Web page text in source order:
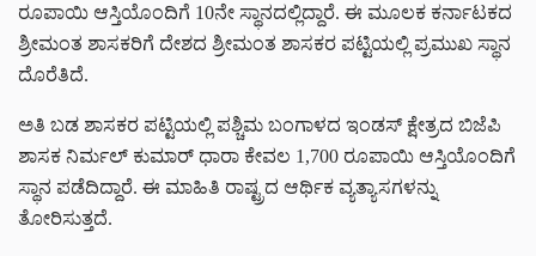
ರೂಪಾಯಿ ಆಸ್ತಿಯೊಂದಿಗೆ 10ನೇ ಸ್ಥಾನದಲ್ಲಿದ್ದಾರೆ. ಈ ಮೂಲಕ ಕರ್ನಾಟಕದ
ಶ್ರೀಮಂತ ಶಾಸಕರಿಗೆ ದೇಶದ ಶ್ರೀಮಂತ ಶಾಸಕರ ಪಟ್ಟಿಯಲ್ಲಿ ಪ್ರಮುಖ ಸ್ಥಾನ
ದೊರೆತಿದೆ.
ಅತಿ ಬಡ ಶಾಸಕರ ಪಟ್ಟಿಯಲ್ಲಿ ಪಶ್ಚಿಮ ಬಂಗಾಳದ ಇಂಡಸ್‌ ಕ್ಷೇತ್ರದ ಬಿಜೆಪಿ
ಶಾಸಕ ನಿರ್ಮಲ್‌ ಕುಮಾರ್‌ ಧಾರಾ ಕೇವಲ 1,700 ರೂಪಾಯಿ ಆಸ್ತಿಯೊಂದಿಗೆ
ಸ್ಥಾನ ಪಡೆದಿದ್ದಾರೆ. ಈ ಮಾಹಿತಿ ರಾಷ್ಟ್ರದ ಆರ್ಥಿಕ ವ್ಯತ್ಯಾಸಗಳನ್ನು
ತೋರಿಸುತ್ತದೆ.